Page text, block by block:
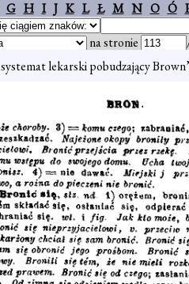
G H I J K L Ł M N O Ó
na stronie
systemat lekarski pobudzający